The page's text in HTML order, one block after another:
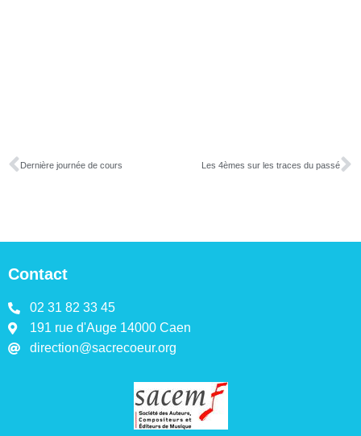
Dernière journée de cours Les 4èmes sur les traces du passé
Contact
02 31 82 33 45
191 rue d'Auge 14000 Caen
direction@sacrecoeur.org